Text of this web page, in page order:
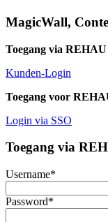
MagicWall,
Toegang via
Kunden-Login
Toegang voor
Login via SSO
Toegang via
Username*
Password*